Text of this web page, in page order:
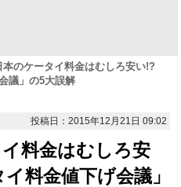
本のケータイ料金はむしろ安い!?
議」の5大誤解
投稿日：2015年12月21日 09:02
料金はむしろ安
料金値下げ会議」